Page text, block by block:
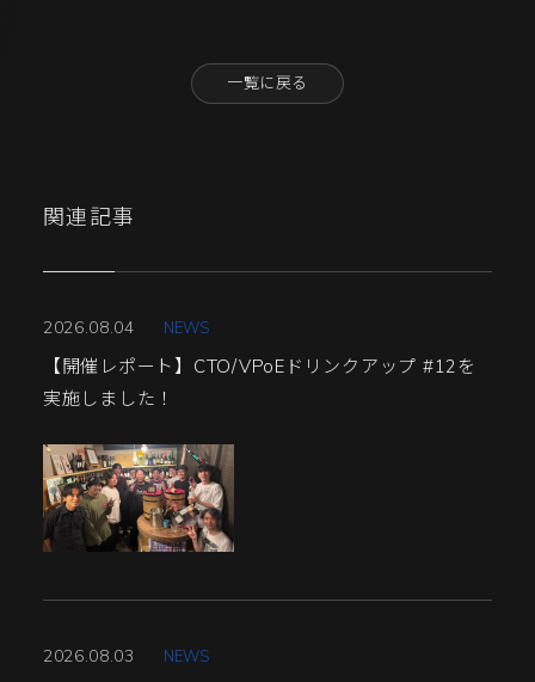
一覧に戻る
関連記事
2026.08.04 NEWS
【開催レポート】CTO/VPoEドリンクアップ #12を
実施しました！
2026.08.03 NEWS